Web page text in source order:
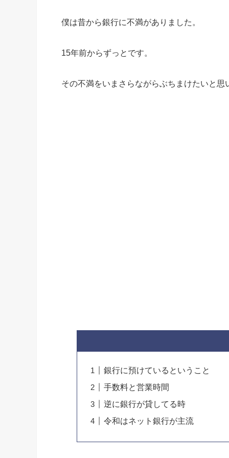
僕は昔から銀行に不満がありました。
15年前からずっとです。
その不満をいまさらながらぶちまけたいと思
銀行に預けているということ
手数料と営業時間
逆に銀行が貸してる時
令和はネット銀行が主流